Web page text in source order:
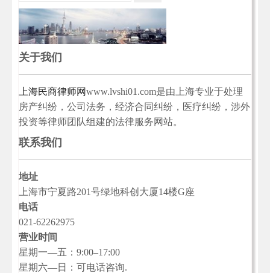
关于我们
上海民商律师网www.lvshi01.com是由上海专业于处理
房产纠纷，公司法务，经济合同纠纷，医疗纠纷，涉外
投资等律师团队组建的法律服务网站。
联系我们
地址
上海市宁夏路201号绿地科创大厦14楼G座
电话
021-62262975
营业时间
星期一—五：9:00–17:00
星期六—日：可电话咨询.